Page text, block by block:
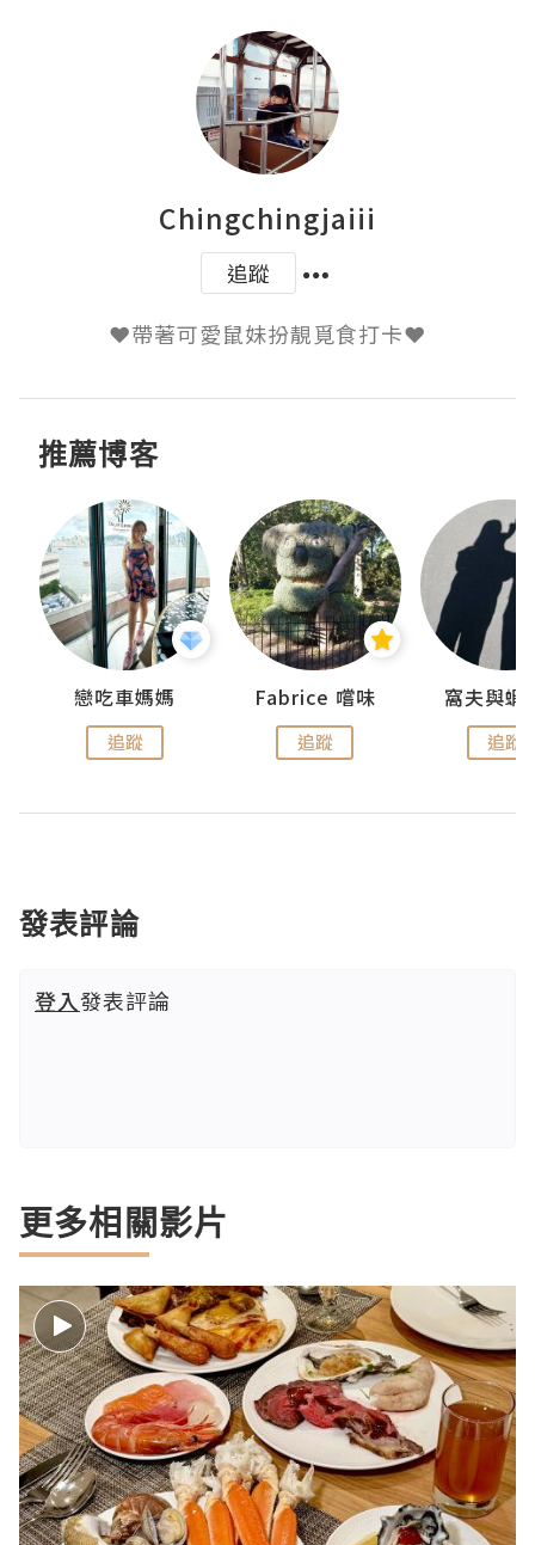
Chingchingjaiii
追蹤
推薦博客
戀吃車媽媽
追蹤
Fabrice 嚐味
追蹤
窩夫與蝦
追蹤
發表評論
登入發表評論
更多相關影片